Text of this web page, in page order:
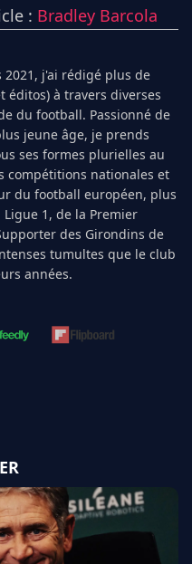
: Bradley Barcola
2021, j'ai rédigé plus de
éditos) à travers diverses
du football. Passionné de
jeune âge, je prends
ses formes plurielles au
compétitions nationales et
du football européen, plus
1, de la Premier
des Girondins de
tumultes que le club
années.